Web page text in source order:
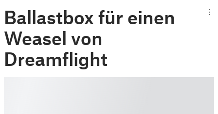
Ballastbox für einen
Weasel von
Dreamflight